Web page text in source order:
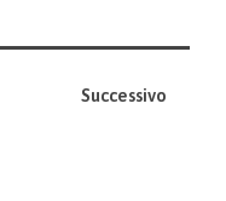
Successivo